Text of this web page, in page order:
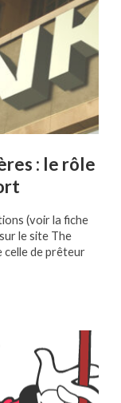
: le rôle
(voir la fiche
le site The
celle de prêteur